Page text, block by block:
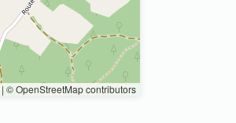
|© OpenStreetMap contributors